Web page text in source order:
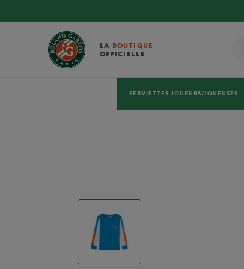
LA BOUTIQUE
OFFICIELLE
SERVIETTES JOUEURS/JOUEUSES